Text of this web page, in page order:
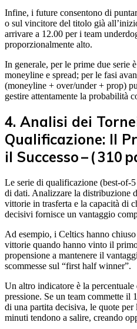
Infine, i future consentono di
o sul vincitore del titolo già
arrivare a 12.00 per i team
proporzionalmente alto.
In generale, per le prime due serie
moneyline e spread; per le fasi
(moneyline + over/under + prop)
gestire attentamente la probabilità
4. Analisi dei
Qualificazione: Il
il Successo – ( 310
Le serie di qualificazione
di dati. Analizzare la distribuzione
vittorie in trasferta e la capacità di
decisivi fornisce un vantaggio
Ad esempio, i Celtics hanno
vittorie quando hanno vinto il
propensione a mantenere il
scommesse sul “first half winner”.
Un altro indicatore è la
pressione. Se un team commette
di una partita decisiva, le quote
minuti tendono a salire, creando